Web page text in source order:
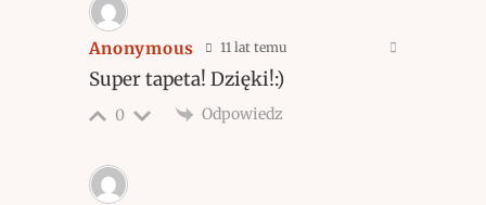
Anonymous 11 lat temu
Super tapeta! Dzięki!:)
0 Odpowiedz